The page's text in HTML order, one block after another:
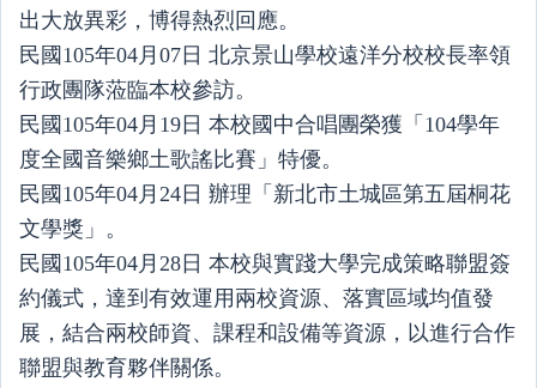
出大放異彩，博得熱烈回應。
民國105年04月07日 北京景山學校遠洋分校校長率領
行政團隊蒞臨本校參訪。
民國105年04月19日 本校國中合唱團榮獲「104學年
度全國音樂鄉土歌謠比賽」特優。
民國105年04月24日 辦理「新北市土城區第五屆桐花
文學獎」。
民國105年04月28日 本校與實踐大學完成策略聯盟簽
約儀式，達到有效運用兩校資源、落實區域均值發
展，結合兩校師資、課程和設備等資源，以進行合作
聯盟與教育夥伴關係。